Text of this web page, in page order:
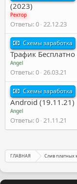
(2023)
Ректор
Ответы 0 22.12.23
Схемы заработка
Трафик
Angel
Ответы 0 26.03.21
Схемы заработка
Android (19.11.21)
Angel
Ответы 0 21.11.21
ГЛАВНАЯ Слив платных